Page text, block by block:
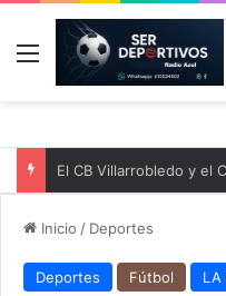
Menú
Inicio / Deportes
Deportes Fútbol LA